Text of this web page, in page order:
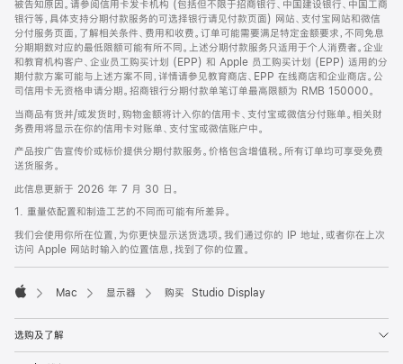
被告知原因。请参阅信用卡发卡机构 (包括但不限于招商银行、中国建设银行、中国工商
银行等，具体支持分期付款服务的可选择银行请见付款页面) 网站、支付宝网站和微信
分付服务页面，了解相关条件、费用和收费。订单可能需要满足特定金额要求，不同免息
分期期数对应的最低限额可能有所不同。上述分期付款服务只适用于个人消费者。企业
和教育机构客户、企业员工购买计划 (EPP) 和 Apple 员工购买计划 (EPP) 适用的分
期付款方案可能与上述方案不同，详情请参见教育商店、EPP 在线商店和企业商店。公
司信用卡无资格申请分期。招商银行分期付款单笔订单最高限额为 RMB 150000。
当商品有货并/或发货时，购物金额将计入你的信用卡、支付宝或微信分付账单。相关财
务费用将显示在你的信用卡对账单、支付宝或微信账户中。
产品按广告宣传价或标价提供分期付款服务。价格包含增值税。所有订单均可享受免费
送货服务。
此信息更新于 2026 年 7 月 30 日。
1. 重量依配置和制造工艺的不同而可能有所差异。
我们会使用你所在位置，为你更快显示送货选项。我们通过你的 IP 地址，或者你在上次
访问 Apple 网站时输入的位置信息，找到了你的位置。
Mac 显示器 购买 Studio Display
选购及了解